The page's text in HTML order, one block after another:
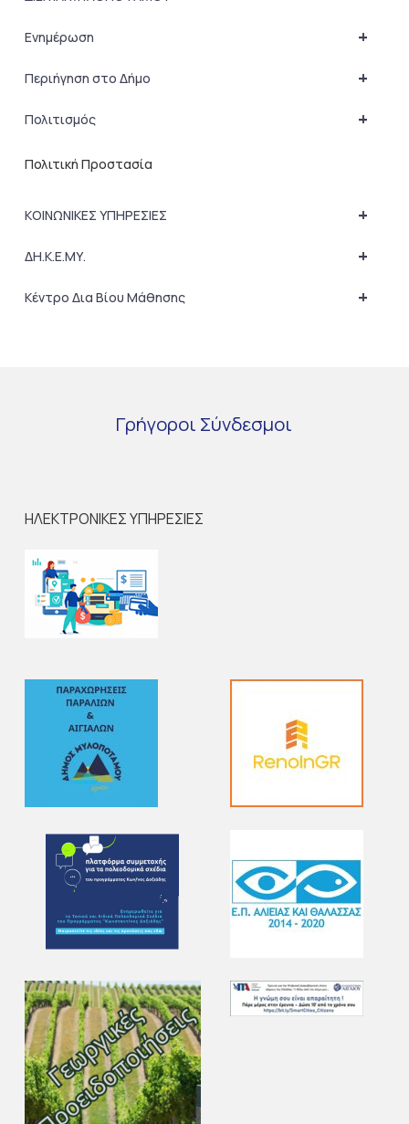
+
Ενημέρωση
+
Περιήγηση στο Δήμο
+
Πολιτισμός
Πολιτική Προστασία
+
ΚΟΙΝΩΝΙΚΕΣ ΥΠΗΡΕΣΙΕΣ
+
ΔΗ.Κ.Ε.ΜΥ.
+
Κέντρο Δια Βίου Μάθησης
Γρήγοροι Σύνδεσμοι
ΗΛΕΚΤΡΟΝΙΚΕΣ ΥΠΗΡΕΣΙΕΣ